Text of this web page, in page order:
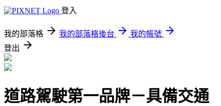
登入
我的部落格 我的部落格後台
我的帳號
登出
道路駕駛第一品牌－具備交通